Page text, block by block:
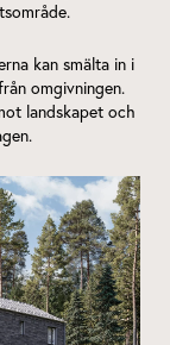
kan smälta in i
omgivningen.
landskapet och